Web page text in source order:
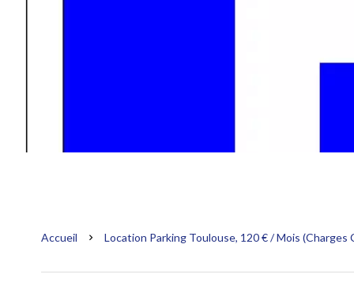
Accueil Location Parking Toulouse, 120 € / Mois (Charges